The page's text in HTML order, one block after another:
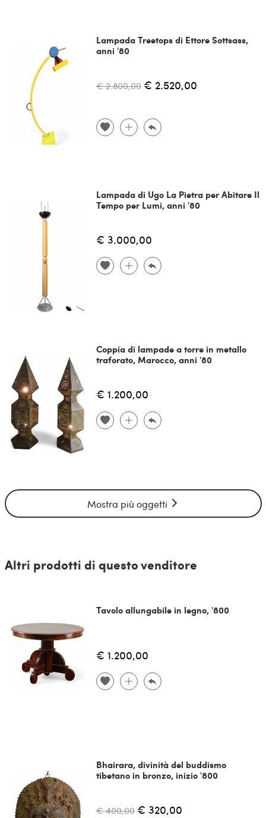
Lampada Treetops di Ettore Sottsass,
anni '80
€ 2.800,00 € 2.520,00
Lampada di Ugo La Pietra per Abitare Il
Tempo per Lumi, anni '80
€ 3.000,00
Coppia di lampade a torre in metallo
traforato, Marocco, anni '80
€ 1.200,00
Mostra più oggetti
Altri prodotti di questo venditore
Tavolo allungabile in legno, '800
€ 1.200,00
Bhairara, divinità del buddismo
tibetano in bronzo, inizio '800
€ 400,00 € 320,00